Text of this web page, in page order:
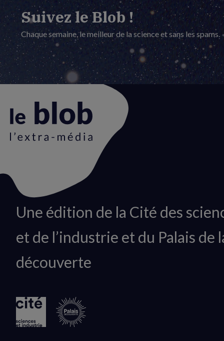
Suivez le Blob !
Chaque semaine, le meilleur de la science et sans les spams.
Animation
logo
Une édition de la Cité des
et de l’industrie et du Palais de
découverte